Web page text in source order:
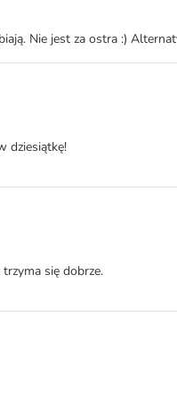
Nie jest za ostra :)
dziesiątkę!
się dobrze.